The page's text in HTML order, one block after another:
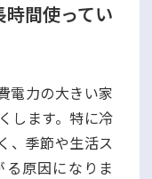
間使ってい
電力の大きい家
します。特に冷
、季節や生活ス
原因になりま